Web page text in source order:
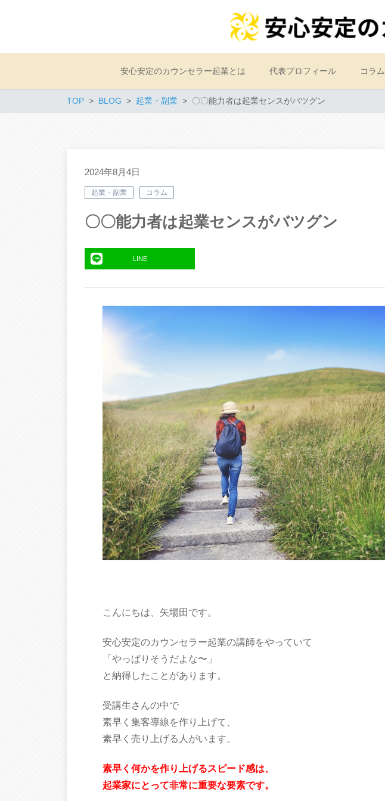
安心安定のカウンセラー起業とは 代表プロフィール コラム
TOP BLOG 起業・副業 〇〇能力者は起業センスがバツグン
2024年8月4日
起業・副業 コラム
〇〇能力者は起業センスがバツグン
LINE
こんにちは、矢場田です。
安心安定のカウンセラー起業の講師をやっていて
「やっぱりそうだよな〜」
と納得したことがあります。
受講生さんの中で
素早く集客導線を作り上げて、
素早く売り上げる人がいます。
素早く何かを作り上げるスピード感は、
起業家にとって非常に重要な要素です。